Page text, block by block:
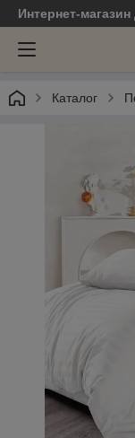
Интернет-
Каталог